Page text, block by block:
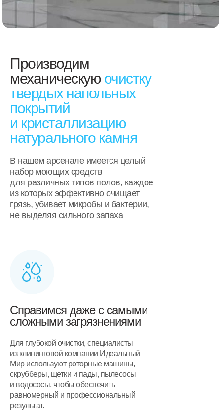
Производим
механическуюочистку
твердых напольных
покрытий
и кристаллизацию
натурального камня
В нашем арсенале имеется целый
набор моющих средств
для различных типов полов, каждое
из которых эффективно очищает
грязь, убивает микробы и бактерии,
не выделяя сильного запаха
Справимся даже с самыми
сложными загрязнениями
Для глубокой очистки, специалисты
из клининговой компании Идеальный
Мир используют роторные машины,
скрубберы, щетки и пады, пылесосы
и водососы, чтобы обеспечить
равномерный и профессиональный
результат.